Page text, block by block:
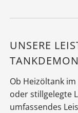
UNSERE
Ob Heizöltank
oder stillgelegte
umfassendes